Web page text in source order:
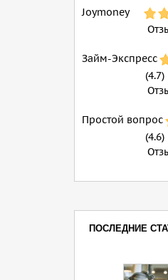
Joymoney
Займ-Экспресс
(4.7)
Простой вопрос
(4.6)
ПОСЛЕДНИЕ